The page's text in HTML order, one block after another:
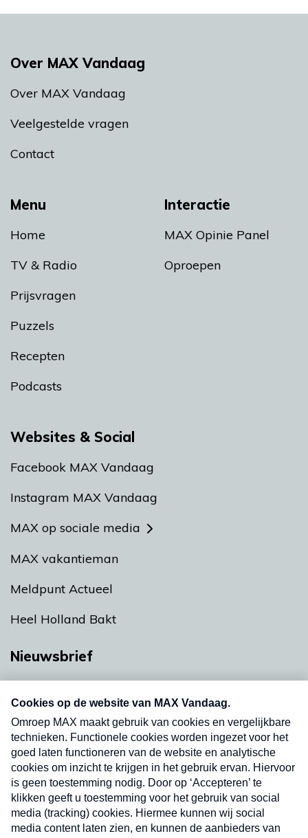
Menu
Home
TV & Radio
Prijsvragen
Puzzels
Recepten
Podcasts
Interactie
MAX Opinie Panel
Oproepen
Over MAX Vandaag
Over MAX Vandaag
Veelgestelde vragen
Contact
Websites & Social
Facebook MAX Vandaag
Instagram MAX Vandaag
MAX op sociale media
MAX vakantieman
Meldpunt Actueel
Heel Holland Bakt
Nieuwsbrief
nieuwsbrief. Elke vrijdag- en dinsdagochtend in
uw mailbox.
Verzend